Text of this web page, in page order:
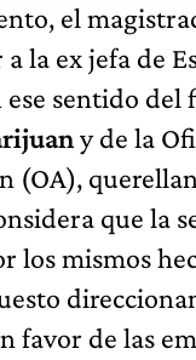
el
la ex jefa de
sentido del
y de la
(OA),
que la
los mismos
favor de las